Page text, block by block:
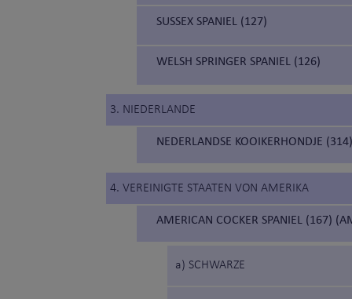
SUSSEX SPANIEL (127)
WELSH SPRINGER SPANIEL (126)
3. NIEDERLANDE
NEDERLANDSE KOOIKERHONDJE (314)
4. VEREINIGTE STAATEN VON AMERIKA
AMERICAN COCKER SPANIEL (167)
a) SCHWARZE